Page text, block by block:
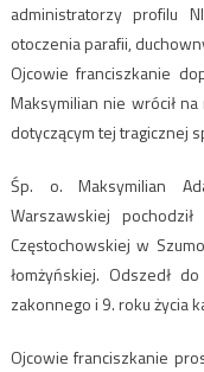
administratorzy profilu
otoczenia parafii,
Ojcowie franciszkanie
Maksymilian nie wrócił
dotyczącym tej tragicznej
Śp. o. Maksymilian
Warszawskiej
Częstochowskiej w
łomżyńskiej. Odszedł
zakonnego i 9. roku życia
Ojcowie franciszkanie